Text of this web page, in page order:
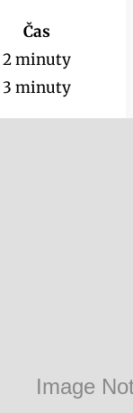
Čas
2 minuty
3 minuty